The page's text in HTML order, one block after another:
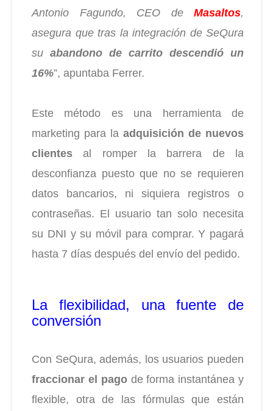
Antonio Fagundo, CEO de Masaltos,
asegura que tras la integración de SeQura
su abandono de carrito descendió un
16%”, apuntaba Ferrer.
Este método es una herramienta de
marketing para la adquisición de nuevos
clientes al romper la barrera de la
desconfianza puesto que no se requieren
datos bancarios, ni siquiera registros o
contraseñas. El usuario tan solo necesita
su DNI y su móvil para comprar. Y pagará
hasta 7 días después del envío del pedido.
La flexibilidad, una fuente de
conversión
Con SeQura, además, los usuarios pueden
fraccionar el pagode forma instantánea y
flexible, otra de las fórmulas que están